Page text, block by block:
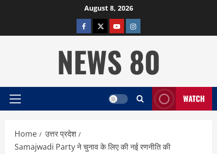
August 8, 2026
facebooktwitterYOUTUBE
instagram
NEWS 80
Primary
WATCH
Home
उत्तर प्रदेश
Samajwadi Party ने चुनाव के लिए की नई रणनीति की